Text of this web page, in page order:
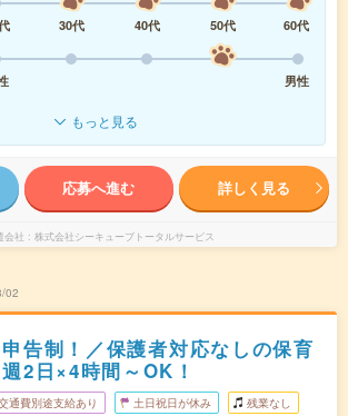
30代 40代 50代
60代
男性
もっと見る
応募へ進む 詳しく見る
会社 株式会社シーキューブトータルサービス
02
告制！／保護者対応なしの保育
2日×4時間～OK！
通費別途支給あり 土日祝日が休み 残業なし